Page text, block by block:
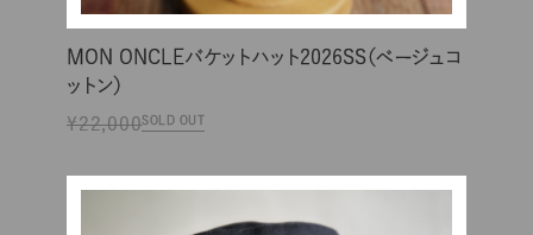
MON ONCLEバケットハット2026SS（ベージュコ
ットン）
¥22,000SOLD OUT